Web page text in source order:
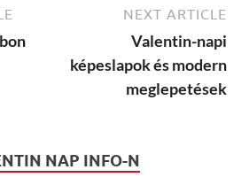
NEXT ARTICLE
Valentin-napi
képeslapok és modern
meglepetések
NAP INFO-N